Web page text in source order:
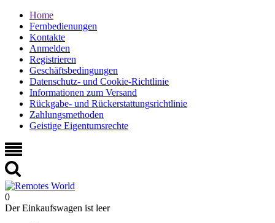
Home
Fernbedienungen
Kontakte
Anmelden
Registrieren
Geschäftsbedingungen
Datenschutz- und Cookie-Richtlinie
Informationen zum Versand
Rückgabe- und Rückerstattungsrichtlinie
Zahlungsmethoden
Geistige Eigentumsrechte
0
Der Einkaufswagen ist leer